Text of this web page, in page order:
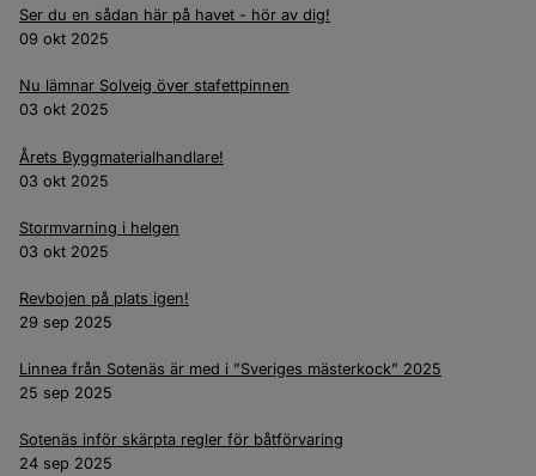
Ser du en sådan här på havet - hör av dig!
09 okt 2025
Nu lämnar Solveig över stafettpinnen
03 okt 2025
Årets Byggmaterialhandlare!
03 okt 2025
Stormvarning i helgen
03 okt 2025
Revbojen på plats igen!
29 sep 2025
Linnea från Sotenäs är med i ”Sveriges mästerkock” 2025
25 sep 2025
Sotenäs inför skärpta regler för båtförvaring
24 sep 2025